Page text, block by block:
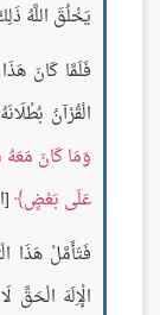
يَخْلُقَ اللَّهُ
فَلَمَّا كَانَ
الْقُرْآنُ
وَمَا كَانَ مَعَهُ
عَلَى بَعْضٍ
فَتَأَمَّلْ هَذَا
الْإِلَهَ الْحَقَّ